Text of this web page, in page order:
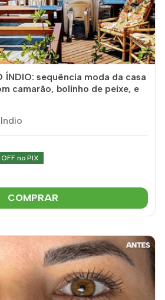
ÍNDIO: sequência moda da casa
camarão, bolinho de peixe, e
OFF no PIX
COMPRAR